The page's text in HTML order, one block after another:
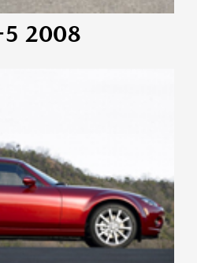
5 2008